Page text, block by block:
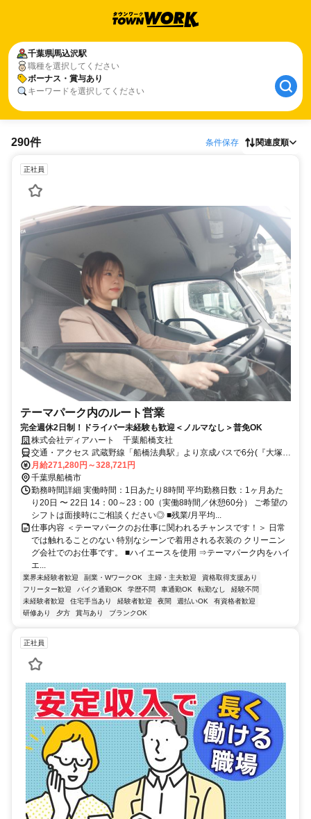
千葉県馬込沢駅
職種を選択してください
ボーナス・賞与あり
キーワードを選択してください
290件 条件保存 関連度順
正社員
テーマパーク内のルート営業
完全週休2日制！ドライバー未経験も歓迎＜ノルマなし＞普免OK
株式会社ディアハート 千葉船橋支社
交通・アクセス 武蔵野線「船橋法典駅」より京成バスで6分(『大塚ガ
ラスバス停』を下りた目の前)、車で10分
月給271,280円～328,721円
千葉県船橋市
勤務時間詳細 実働時間：1日あたり8時間 平均勤務日数：1ヶ月あた
り20日 〜 22日 14：00～23：00（実働8時間／休憩60分） ご希望の
シフトは面接時にご相談ください◎ ■残業/月平均...
仕事内容 ＜テーマパークのお仕事に関われるチャンスです！＞ 日常
では触れることのない 特別なシーンで着用される衣装の クリーニン
グ会社でのお仕事です。 ■ハイエースを使用 ⇒テーマパーク内をハイ
エ...
業界未経験者歓迎 副業・WワークOK 主婦・主夫歓迎
資格取得支援あり
フリーター歓迎
バイク通勤OK 学歴不問 車通勤OK 転勤なし
経験不問
未経験者歓迎
住宅手当あり 経験者歓迎 夜間 週払いOK
有資格者歓迎
研修あり
夕方 賞与あり ブランクOK
正社員